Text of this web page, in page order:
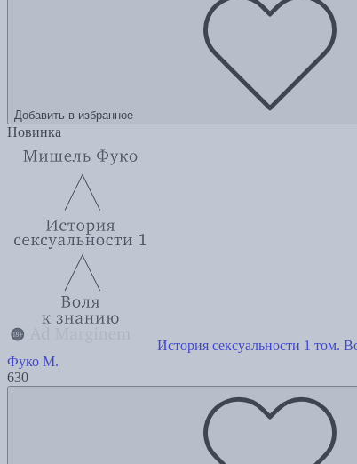
Добавить в избранное
Новинка
История сексуальности 1 том.
Фуко М.
630